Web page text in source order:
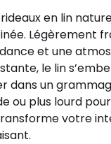
rideaux en lin
Légèrement
et une
le lin
dans un
ou plus lourd
votre